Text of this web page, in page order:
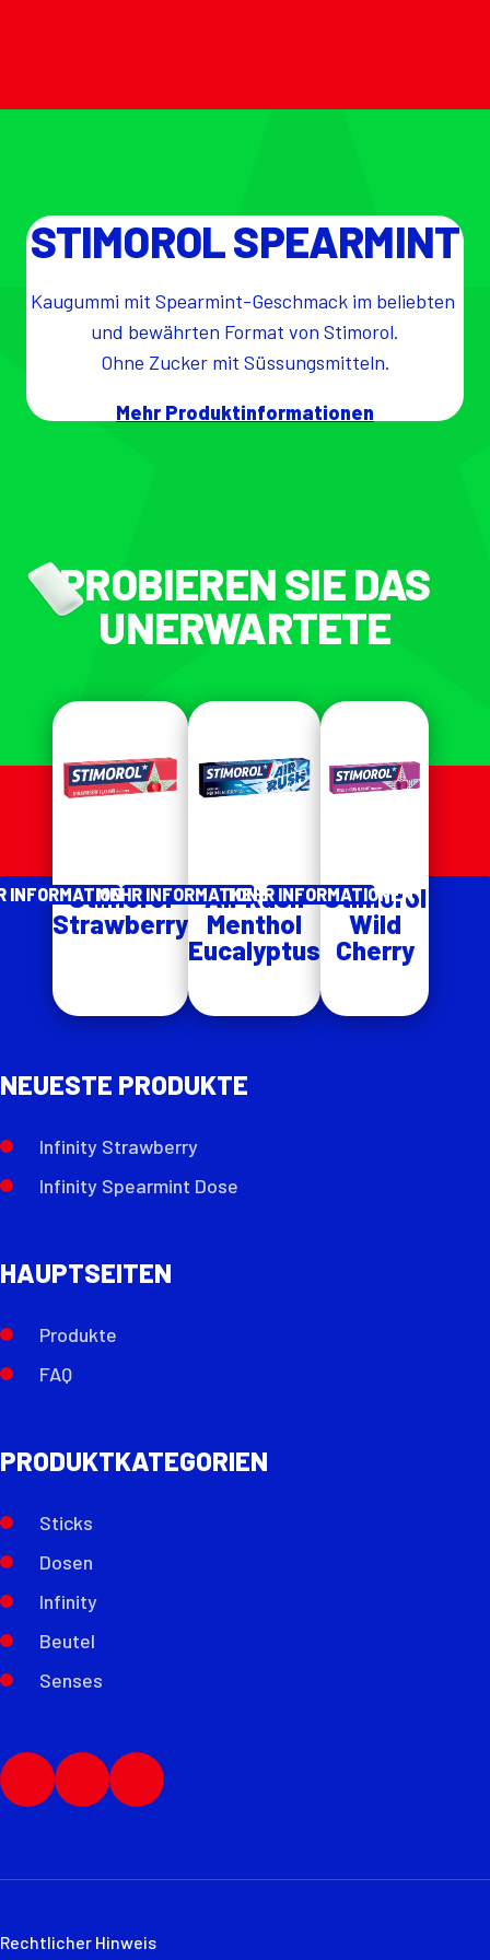
STIMOROL SPEARMINT
Kaugummi mit Spearmint-Geschmack im beliebten
und bewährten Format von Stimorol.
Ohne Zucker mit Süssungsmitteln.
Mehr Produktinformationen
PROBIEREN SIE DAS
UNERWARTETE
Stimorol
Strawberry
INFORMATIONEN
Air Rush
Menthol
Eucalyptus
MEHR INFORMATIONEN
Stimorol
Wild
Cherry
MEHR INFORMATIONEN
NEUESTE PRODUKTE
Infinity Strawberry
Infinity Spearmint Dose
HAUPTSEITEN
Produkte
FAQ
PRODUKTKATEGORIEN
Sticks
Dosen
Infinity
Beutel
Senses
Rechtlicher Hinweis